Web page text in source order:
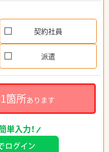
契約社員
派遣
1箇所あります
単入力！